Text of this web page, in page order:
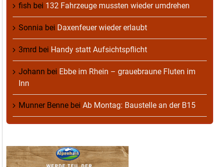
fish bei 132 Fahrzeuge mussten wieder umdrehen
Sonnia bei Daxenfeuer wieder erlaubt
3mrd bei Handy statt Aufsichtspflicht
Johann bei Ebbe im Rhein – grauebraune Fluten im
Inn
Munner Benne bei Ab Montag: Baustelle an der B15